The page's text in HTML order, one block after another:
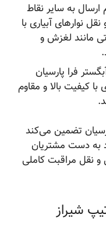
به سایر نقاط
آبیاری با
لغزش و
فرا پارسیان
بالا و مقاوم
تضمین می‌کند
دست مشتریان
مراقبت کاملی